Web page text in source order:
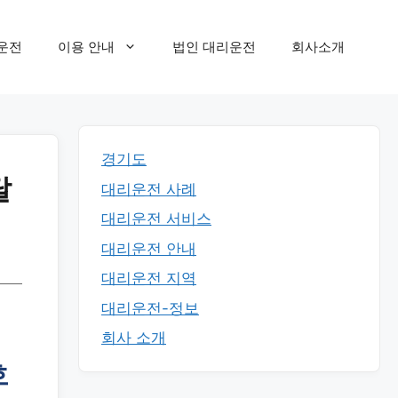
전 이용 안내 법인 대리운전 회사소개
경기도
대리운전 사례
대리운전 서비스
대리운전 안내
대리운전 지역
대리운전-정보
회사 소개